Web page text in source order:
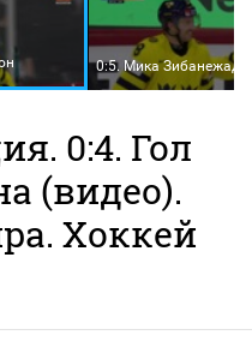
0:5. Мика Зибанежад
0:4. Гол
(видео).
Хоккей